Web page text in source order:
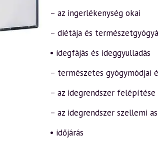
– az ingerlékenység okai
– diétája és
• idegfájás és ideggyulladás
– természetes gyógymódjai
– az idegrendszer felépítése
– az idegrendszer szellemi
• időjárás